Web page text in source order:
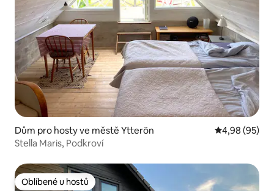
Dům pro hosty ve městě Ytterön Průměrné
4,98 (95)
Stella Maris, Podkroví
Oblíbené u hostů
Oblíbené u hostů